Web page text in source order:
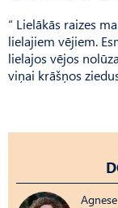
“ Lielākās raizes
lielajiem vējiem.
lielajos vējos
viņai krāšņos